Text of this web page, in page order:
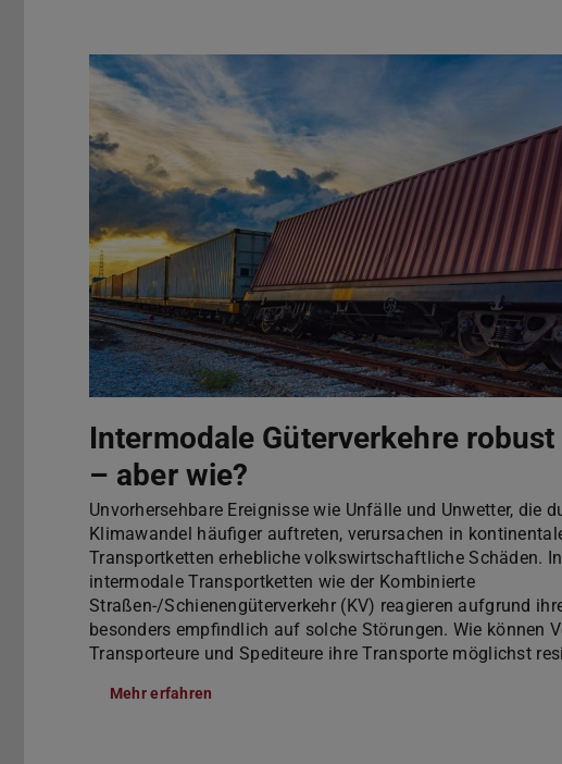
Intermodale Güterverkehre
– aber wie?
Unvorhersehbare Ereignisse wie Unfälle und Unwetter, die
Klimawandel häufiger auftreten, verursachen in
Transportketten erhebliche volkswirtschaftliche Schäden.
intermodale Transportketten wie der Kombinierte
Straßen-/Schienengüterverkehr (KV) reagieren aufgrund
besonders empfindlich auf solche Störungen. Wie können
Transporteure und Spediteure ihre Transporte möglichst
Mehr erfahren